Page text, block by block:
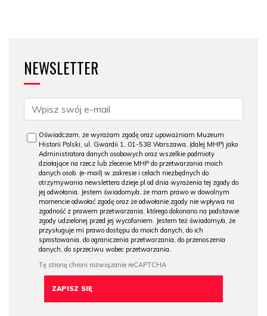
NEWSLETTER
Oświadczam, że wyrażam zgodę oraz upoważniam Muzeum
Historii Polski, ul. Gwardii 1, 01-538 Warszawa, (dalej MHP) jako
Administratora danych osobowych oraz wszelkie podmioty
działające na rzecz lub zlecenie MHP do przetwarzania moich
danych osob. (e-mail) w zakresie i celach niezbędnych do
otrzymywania newslettera dzieje.pl od dnia wyrażenia tej zgody do
jej odwołania. Jestem świadomy/a, że mam prawo w dowolnym
momencie odwołać zgodę oraz że odwołanie zgody nie wpływa na
zgodność z prawem przetwarzania, którego dokonano na podstawie
zgody udzielonej przed jej wycofaniem. Jestem też świadomy/a, że
przysługuje mi prawo dostępu do moich danych, do ich
sprostowania, do ograniczenia przetwarzania, do przenoszenia
danych, do sprzeciwu wobec przetwarzania.